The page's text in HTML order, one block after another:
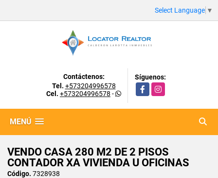
Select Language ▼
Contáctenos:
Tel. +573204996578
Cel. +573204996578 -
Síguenos:
FacebookInstagram
MENÚ
VENDO CASA 280 M2 DE 2 PISOS
CONTADOR XA VIVIENDA U OFICINAS
Código. 7328938